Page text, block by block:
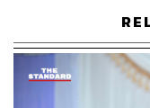
ระบุว่า มีทั้งผู้บัญชาก
เสนาธิการทหาร แล
มช.)โดยทุกฝ่ายมีคว
แย้ง ทุกอย่างทำเพื่อ